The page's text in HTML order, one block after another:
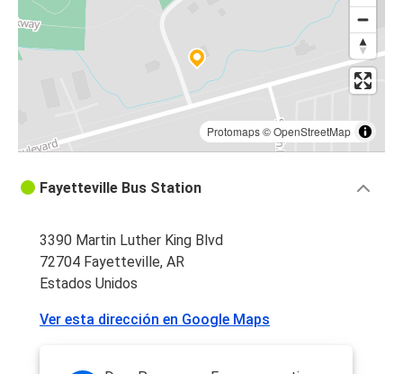
Protomaps©OpenStreetMap
Fayetteville Bus Station
3390 Martin Luther King Blvd
72704 Fayetteville, AR
Estados Unidos
Ver esta dirección en Google Maps